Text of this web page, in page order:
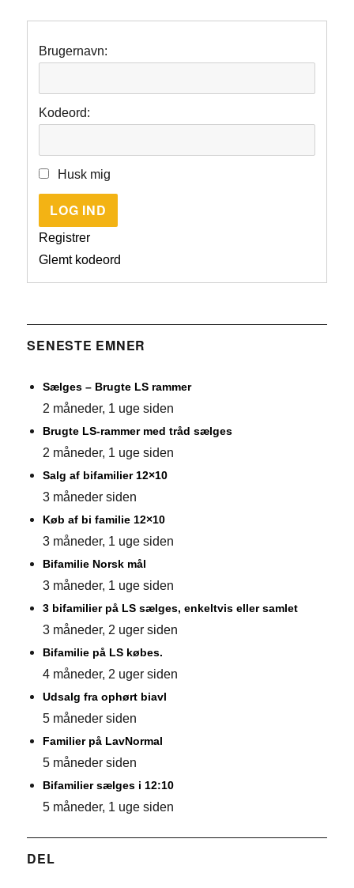
Brugernavn:
Kodeord:
Husk mig
LOG IND
Registrer
Glemt kodeord
SENESTE EMNER
Sælges – Brugte LS rammer
2 måneder, 1 uge siden
Brugte LS-rammer med tråd sælges
2 måneder, 1 uge siden
Salg af bifamilier 12×10
3 måneder siden
Køb af bi familie 12×10
3 måneder, 1 uge siden
Bifamilie Norsk mål
3 måneder, 1 uge siden
3 bifamilier på LS sælges, enkeltvis eller samlet
3 måneder, 2 uger siden
Bifamilie på LS købes.
4 måneder, 2 uger siden
Udsalg fra ophørt biavl
5 måneder siden
Familier på LavNormal
5 måneder siden
Bifamilier sælges i 12:10
5 måneder, 1 uge siden
DEL